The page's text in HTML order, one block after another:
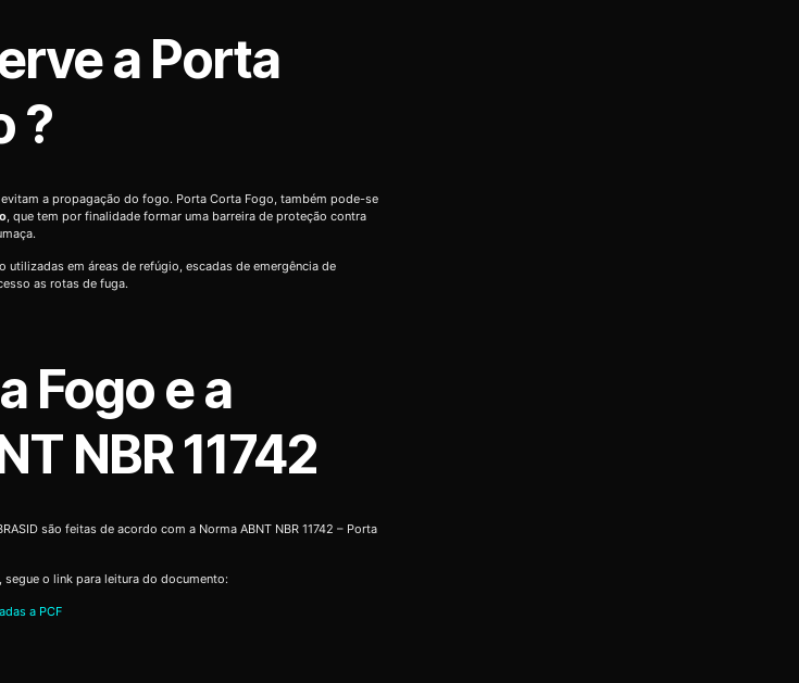
a Porta
?
a propagação do fogo. Porta Corta Fogo, também pode-se
, que tem por finalidade formar uma barreira de proteção contra
utilizadas em áreas de refúgio, escadas de emergência de
as rotas de fuga.
Fogo e a
NBR 11742
são feitas de acordo com a Norma ABNT NBR 11742 – Porta
o link para leitura do documento:
a PCF